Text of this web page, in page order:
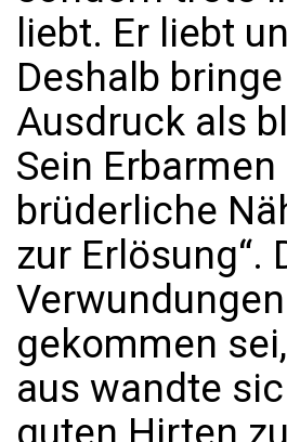
liebt. Er liebt
Deshalb
Ausdruck als
Sein
brüderliche
zur Erlösung“.
gekommen
aus wandte